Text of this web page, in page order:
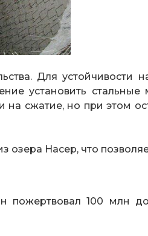
Для устойчивости
установить стальные
на сжатие, но при этом
озера Насер, что
100 млн